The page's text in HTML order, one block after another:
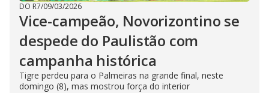
DO R7/09/03/2026
Vice-campeão, Novorizontino se
despede do Paulistão com
campanha histórica
Tigre perdeu para o Palmeiras na grande final, neste
domingo (8), mas mostrou força do interior